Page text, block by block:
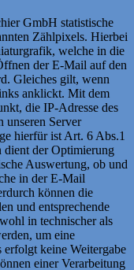
GmbH statistische
Zählpixels. Hierbei
welche in die
der E-Mail auf den
Gleiches gilt, wenn
anklickt. Mit dem
die IP-Adresse des
unseren Server
hierfür ist Art. 6 Abs.1
der Optimierung
Auswertung, ob und
in der E-Mail
können die
und entsprechende
in technischer als
um eine
erfolgt keine Weitergabe
einer Verarbeitung